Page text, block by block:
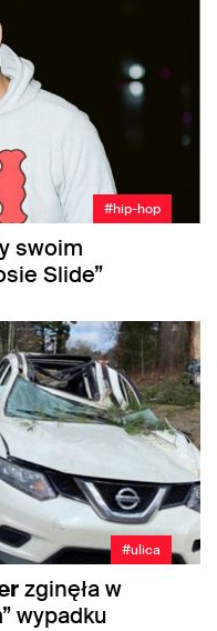
#hip-hop
swoim
Slide”
#ulica
zginęła w
wypadku